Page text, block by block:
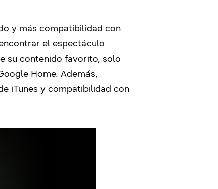
y más compatibilidad con
el espectáculo
su contenido favorito, solo
Home. Además,
iTunes y compatibilidad con